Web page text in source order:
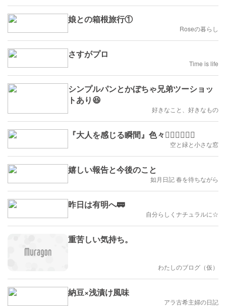
娘との箱根旅行①
Roseの暮らし
さすがプロ
Time is life
シンプルパンとかぼちゃ兄弟ツーショッ
トあり😆
好きなこと、好きなもの
『大人を感じる瞬間』色々👱‍♂️🙎‍♀️👱‍♀️
空と緑と小さな窓
嬉しい報告と今後のこと
如月日記 春を待ちながら
昨日は有明へ🚃
自分らしくナチュラルに☆
重苦しい気持ち。
わたしのブログ（仮）
納豆×浅漬け風味
アラ古希主婦の日記